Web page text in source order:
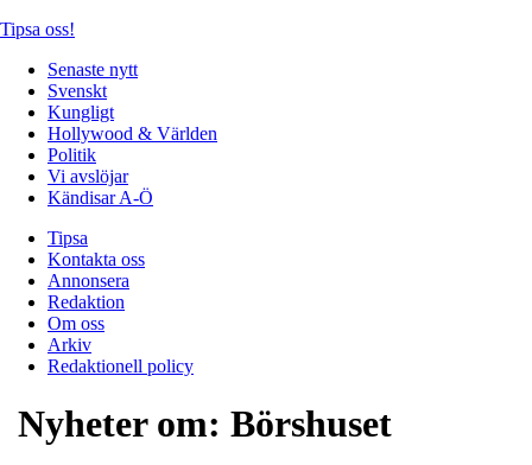
Tipsa oss!
Senaste nytt
Svenskt
Kungligt
Hollywood & Världen
Politik
Vi avslöjar
Kändisar A-Ö
Tipsa
Kontakta oss
Annonsera
Redaktion
Om oss
Arkiv
Redaktionell policy
Nyheter om: Börshuset